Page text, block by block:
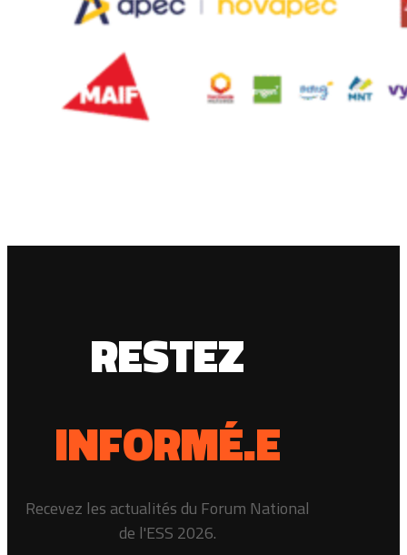
RESTEZ
INFORMÉ.E
Recevez les actualités du Forum National
de l'ESS 2026.